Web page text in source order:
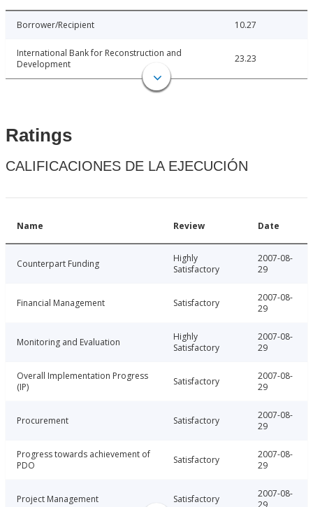
Borrower/Recipient 10.27
International Bank for Reconstruction and
Development
23.23
Ratings
CALIFICACIONES DE LA EJECUCIÓN
Name Review Date
Counterpart Funding
Highly
Satisfactory
2007-08-
29
Financial Management Satisfactory
2007-08-
29
Monitoring and Evaluation
Highly
Satisfactory
2007-08-
29
Overall Implementation Progress
(IP)
Satisfactory
2007-08-
29
Procurement Satisfactory
2007-08-
29
Progress towards achievement of
PDO
Satisfactory
2007-08-
29
Project Management Satisfactory
2007-08-